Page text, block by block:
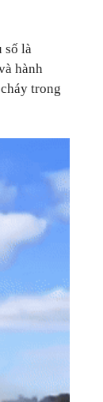
số là
hành
trong